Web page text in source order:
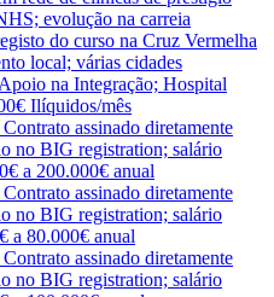
evolução na carreia
do curso na Cruz Vermelha
local; várias cidades
na Integração; Hospital
Ilíquidos/mês
assinado diretamente
no BIG registration; salário
a 200.000€ anual
assinado diretamente
no BIG registration; salário
a 80.000€ anual
assinado diretamente
no BIG registration; salário